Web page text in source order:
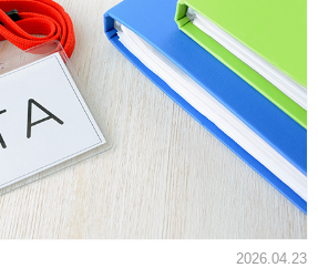
2026.04.23